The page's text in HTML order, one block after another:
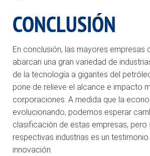
CONCLUSIÓN
En conclusión, las mayores empresas
abarcan una gran variedad de
de la tecnología a gigantes del
pone de relieve el alcance e impacto
corporaciones. A medida que la
evolucionando, podemos esperar
clasificación de estas empresas, pero
respectivas industrias es un
innovación.